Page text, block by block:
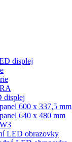
displej
displej
600 x 337,5 mm
640 x 480 mm
LED obrazovky